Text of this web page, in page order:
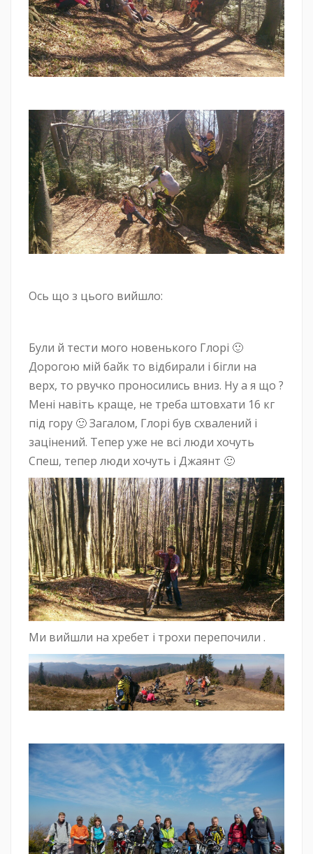
Ось що з цього вийшло:
Були й тести мого новенького Глорі 🙂
Дорогою мій байк то відбирали і бігли на
верх, то рвучко проносились вниз. Ну а я що ?
Мені навіть краще, не треба штовхати 16 кг
під гору 🙂 Загалом, Глорі був схвалений і
зацінений. Тепер уже не всі люди хочуть
Спеш, тепер люди хочуть і Джаянт 🙂
Ми вийшли на хребет і трохи перепочили .